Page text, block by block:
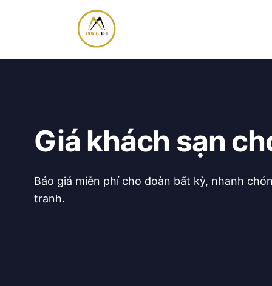
Giá khách sạn
Báo giá miễn phí cho đoàn bất kỳ, nhanh
tranh.